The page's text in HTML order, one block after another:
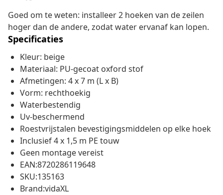
Goed om te weten: installeer 2 hoeken van de zeilen
hoger dan de andere, zodat water ervanaf kan lopen.
Specificaties
Kleur: beige
Materiaal: PU-gecoat oxford stof
Afmetingen: 4 x 7 m (L x B)
Vorm: rechthoekig
Waterbestendig
Uv-beschermend
Roestvrijstalen bevestigingsmiddelen op elke hoek
Inclusief 4 x 1,5 m PE touw
Geen montage vereist
EAN:8720286119648
SKU:135163
Brand:vidaXL